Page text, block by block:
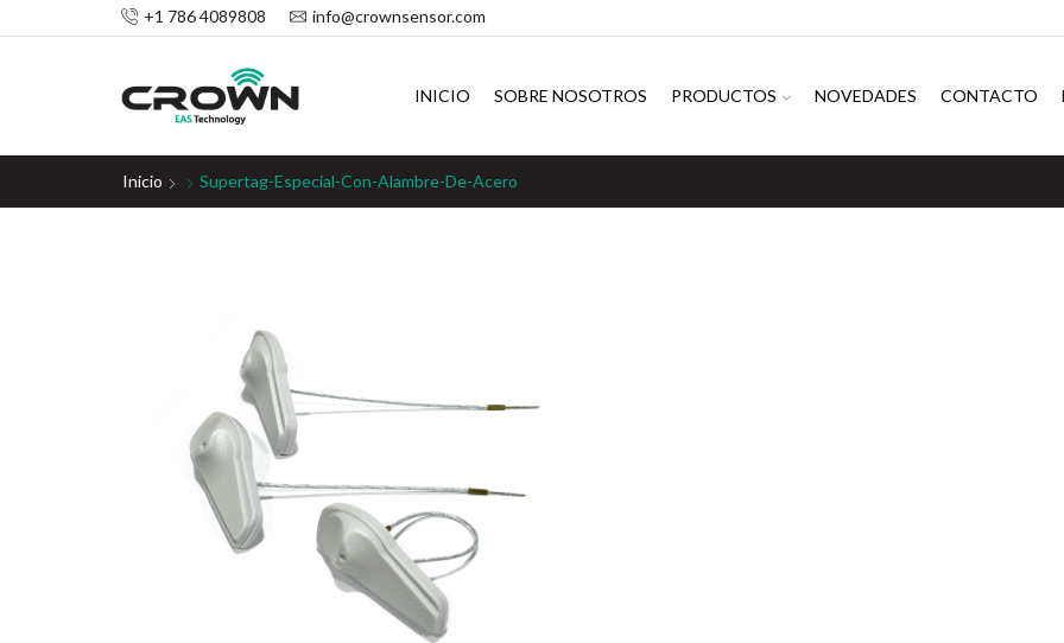
+1 786 4089808 info@crownsensor.com
INICIO SOBRE NOSOTROS PRODUCTOS NOVEDADES CONTACTO
Inicio Supertag-Especial-Con-Alambre-De-Acero